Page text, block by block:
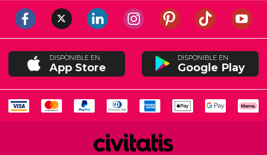
DISPONIBLE EN
App Store
DISPONIBLE EN
Google Play